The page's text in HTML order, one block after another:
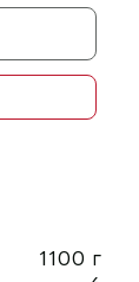
1100 г